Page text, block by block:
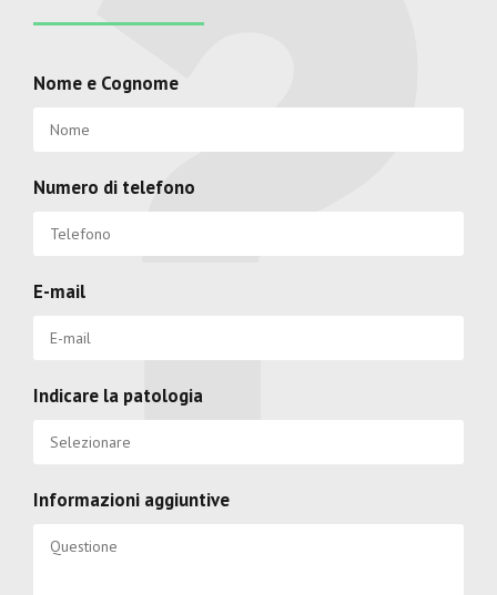
Nome e Cognome
Numero di telefono
E-mail
Indicare la patologia
Informazioni aggiuntive